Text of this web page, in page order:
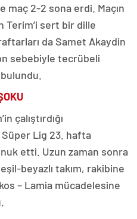
maç 2-2 sona erdi. Maçın
Terim’i sert bir dille
da Samet Akaydin
sebebiyle tecrübeli
çalıştırdığı
Lig 23. hafta
etti. Uzun zaman sonra
beyazlı takım, rakibine
– Lamia mücadelesine